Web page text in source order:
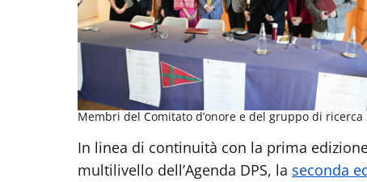
Membri del Comitato d’onore e del gruppo di ricerca
In linea di continuità con la prima
multilivello dell’Agenda DPS, la seconda